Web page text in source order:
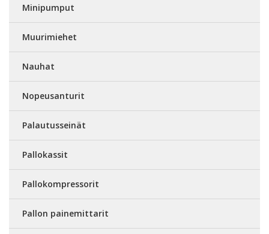
Minipumput
Muurimiehet
Nauhat
Nopeusanturit
Palautusseinät
Pallokassit
Pallokompressorit
Pallon painemittarit